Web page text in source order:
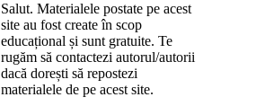
Salut. Materialele postate pe acest
site au fost create în scop
educațional și sunt gratuite. Te
rugăm să contactezi autorul/autorii
dacă dorești să repostezi
materialele de pe acest site.